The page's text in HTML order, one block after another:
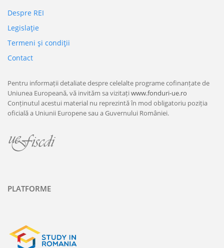
Despre REI
Legislaţie
Termeni şi condiţii
Contact
Pentru informații detaliate despre celelalte programe cofinanțate de
Uniunea Europeană, vă invităm sa vizitațiwww.fonduri-ue.ro
Conținutul acestui material nu reprezintă în mod obligatoriu poziția
oficială a Uniunii Europene sau a Guvernului României.
PLATFORME